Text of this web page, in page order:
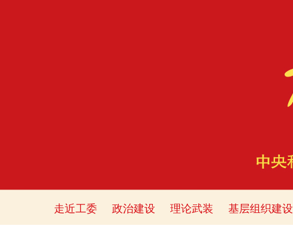
走近工委 政治建设 理论武装 基层组织建设